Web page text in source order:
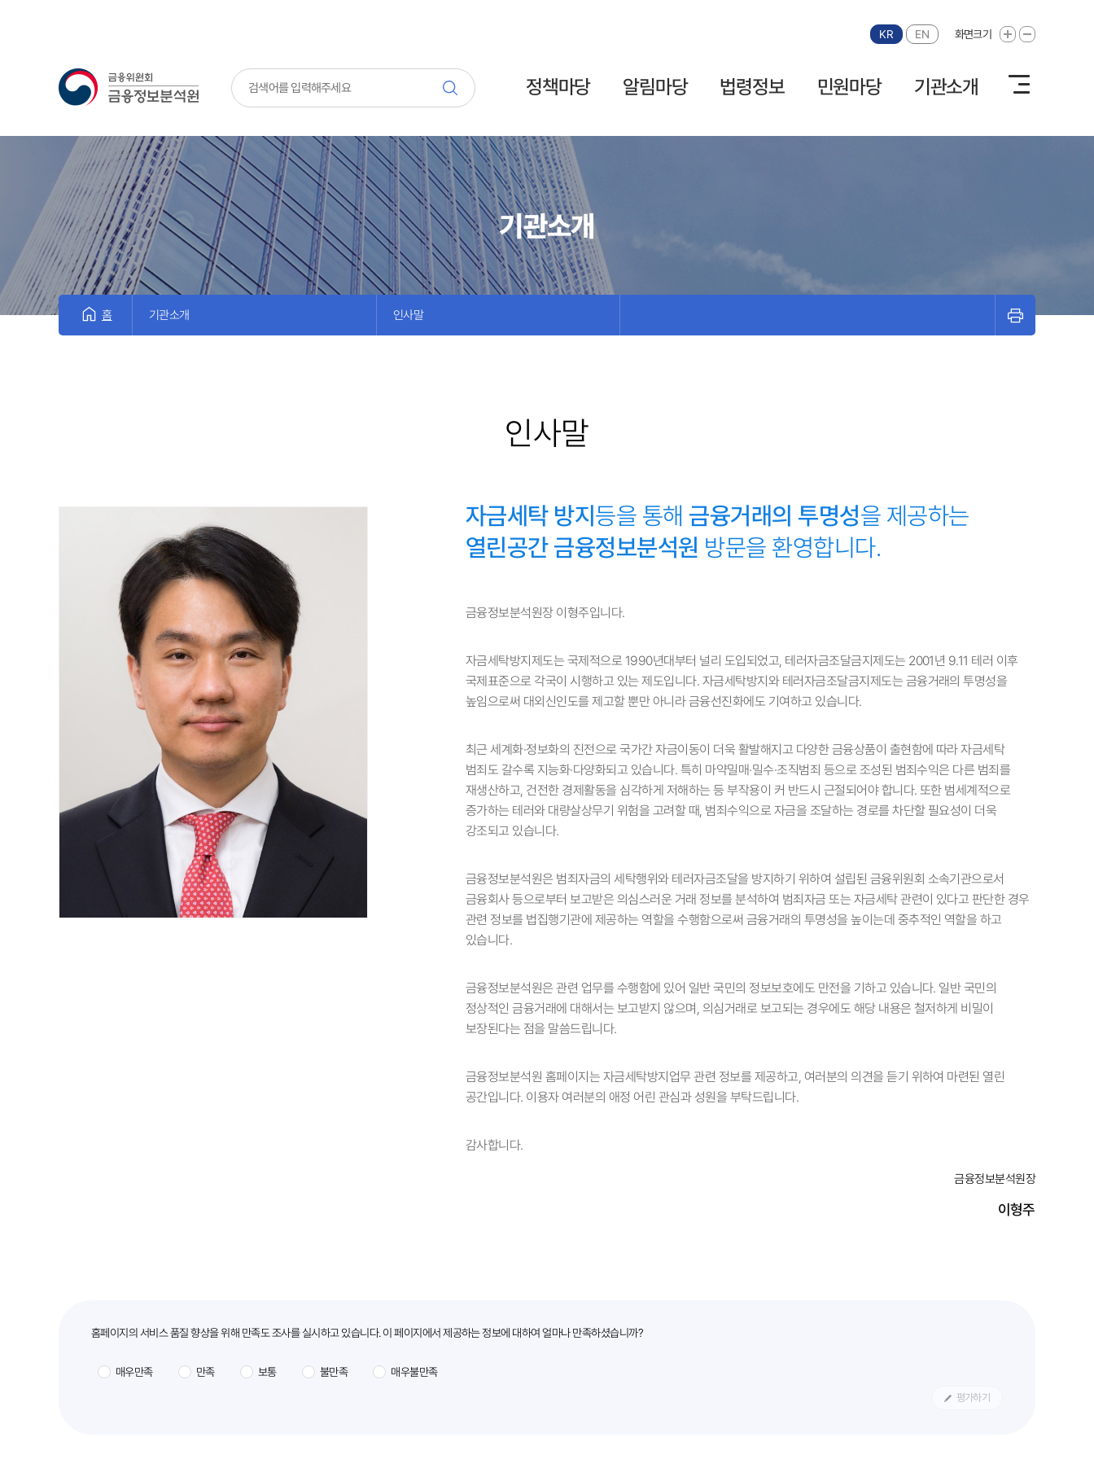
KR EN 화면크기 화면크기 확대
화면크기 축소
금융위원회 금융정보분석원 정책마당 알림마당 법령정보 민원마당 기관소개
기관소개
홈 기관소개 인사말 프린트
인사말
자금세탁 방지 등을 통해 금융거래의 투명성을 제공하는
열린공간 금융정보분석원 방문을 환영합니다.
금융정보분석원장 이형주입니다.
자금세탁방지제도는 국제적으로 1990년대부터 널리 도입되었고, 테러자금조달금지제도는 2001년 9.11 테러 이후
국제표준으로 각국이 시행하고 있는 제도입니다. 자금세탁방지와 테러자금조달금지제도는 금융거래의 투명성을
높임으로써 대외신인도를 제고할 뿐만 아니라 금융선진화에도 기여하고 있습니다.
최근 세계화·정보화의 진전으로 국가간 자금이동이 더욱 활발해지고 다양한 금융상품이 출현함에 따라 자금세탁
범죄도 갈수록 지능화·다양화되고 있습니다. 특히 마약밀매·밀수·조직범죄 등으로 조성된 범죄수익은 다른 범죄를
재생산하고, 건전한 경제활동을 심각하게 저해하는 등 부작용이 커 반드시 근절되어야 합니다. 또한 범세계적으로
증가하는 테러와 대량살상무기 위험을 고려할 때, 범죄수익으로 자금을 조달하는 경로를 차단할 필요성이 더욱
강조되고 있습니다.
금융정보분석원은 범죄자금의 세탁행위와 테러자금조달을 방지하기 위하여 설립된 금융위원회 소속기관으로서
금융회사 등으로부터 보고받은 의심스러운 거래 정보를 분석하여 범죄자금 또는 자금세탁 관련이 있다고 판단한 경우
관련 정보를 법집행기관에 제공하는 역할을 수행함으로써 금융거래의 투명성을 높이는데 중추적인 역할을 하고
있습니다.
금융정보분석원은 관련 업무를 수행함에 있어 일반 국민의 정보보호에도 만전을 기하고 있습니다. 일반 국민의
정상적인 금융거래에 대해서는 보고받지 않으며, 의심거래로 보고되는 경우에도 해당 내용은 철저하게 비밀이
보장된다는 점을 말씀드립니다.
금융정보분석원 홈페이지는 자금세탁방지업무 관련 정보를 제공하고, 여러분의 의견을 듣기 위하여 마련된 열린
공간입니다. 이용자 여러분의 애정 어린 관심과 성원을 부탁드립니다.
감사합니다.
금융정보분석원장
이형주
홈페이지의 서비스 품질 향상을 위해 만족도 조사를 실시하고 있습니다. 이 페이지에서 제공하는 정보에 대하여 얼마나 만족하셨습니까?
매우만족 만족 보통 불만족 매우불만족
평가하기